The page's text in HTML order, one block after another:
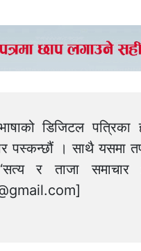
डिजिटल
पस्कन्छौं । साथै यसमा
‘सत्य र ताजा
]